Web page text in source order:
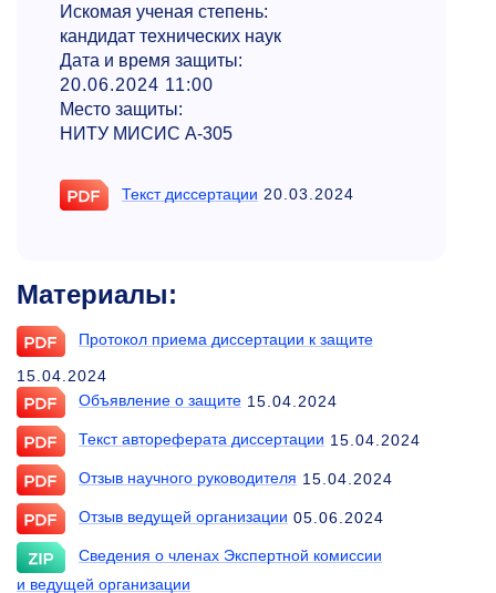
Искомая ученая степень:
кандидат технических наук
Дата и время защиты:
20.06.2024 11:00
Место защиты:
НИТУ МИСИС А-305
Текст диссертации 20.03.2024
Материалы:
Протокол приема диссертации к защите
15.04.2024
Объявление о защите 15.04.2024
Текст автореферата диссертации 15.04.2024
Отзыв научного руководителя 15.04.2024
Отзыв ведущей организации 05.06.2024
Сведения о членах Экспертной комиссии
и ведущей организации